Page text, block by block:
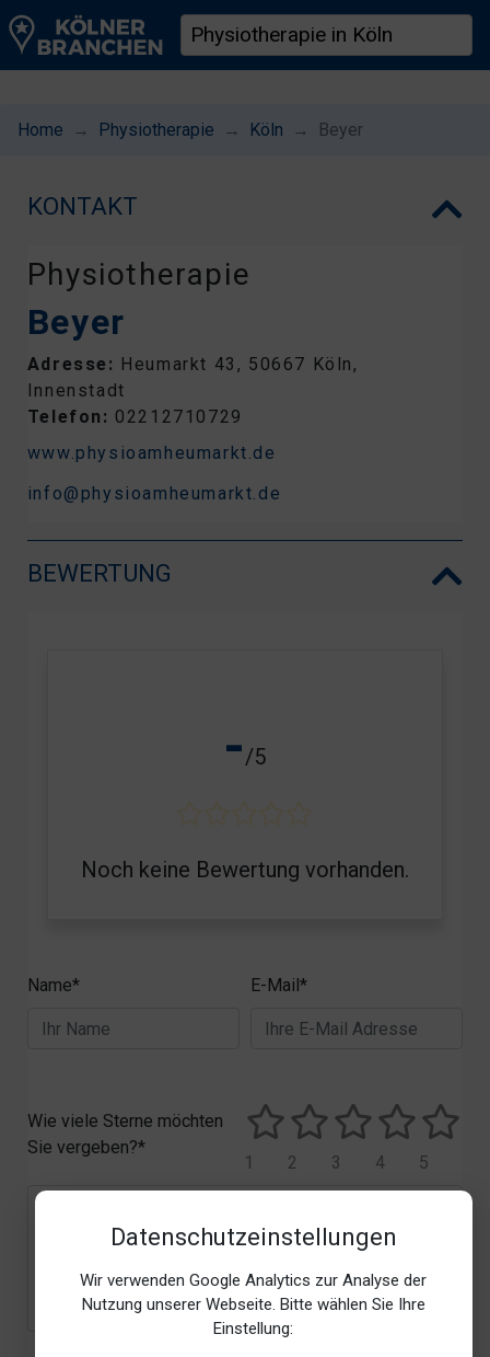
Datenschutzeinstellungen
Wir verwenden Google Analytics zur Analyse der
Nutzung unserer Webseite. Bitte wählen Sie Ihre
Einstellung:
Home Physiotherapie Köln Beyer
KONTAKT
Physiotherapie
Beyer
Adresse: Heumarkt 43, 50667 Köln,
Innenstadt
Telefon: 02212710729
www.physioamheumarkt.de
info@physioamheumarkt.de
BEWERTUNG
-/5
Noch keine Bewertung vorhanden.
Name* E-Mail*
Wie viele Sterne möchten
Sie vergeben?*
5
4
3
2
1